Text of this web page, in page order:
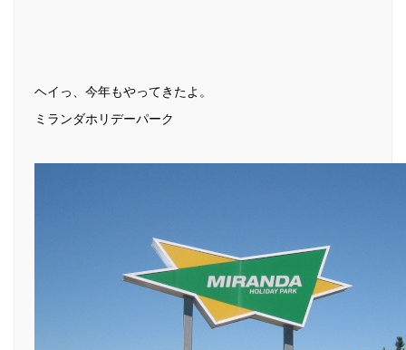
ヘイっ、今年もやってきたよ。
ミランダホリデーパーク